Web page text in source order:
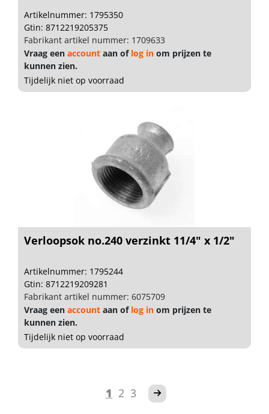
Artikelnummer: 1795350
Gtin: 8712219205375
Fabrikant artikel nummer: 1709633
Vraag een account aan of log in om prijzen te
kunnen zien.
Tijdelijk niet op voorraad
Verloopsok no.240 verzinkt 11/4" x 1/2"
Artikelnummer: 1795244
Gtin: 8712219209281
Fabrikant artikel nummer: 6075709
Vraag een account aan of log in om prijzen te
kunnen zien.
Tijdelijk niet op voorraad
1 2 3